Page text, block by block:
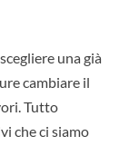
una già
cambiare il
Tutto
che ci siamo